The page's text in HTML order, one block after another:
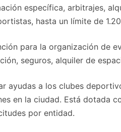
específica, arbitrajes,
hasta un límite de
para la organización de
seguros, alquiler de
ayudas a los clubes
en la ciudad. Está dotada
por entidad.